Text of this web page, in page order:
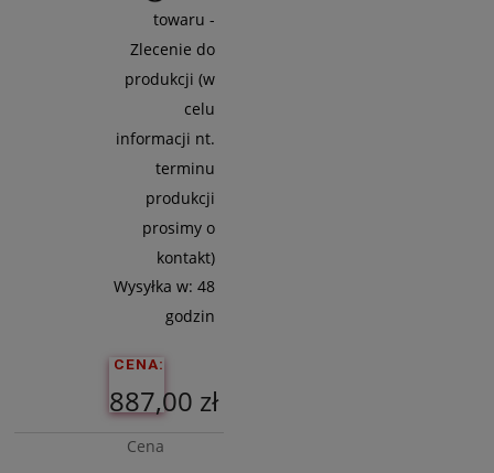
towaru -
Zlecenie do
produkcji (w
celu
informacji nt.
terminu
produkcji
prosimy o
kontakt)
Wysyłka w: 48
godzin
CENA:
887,00 zł
Cena